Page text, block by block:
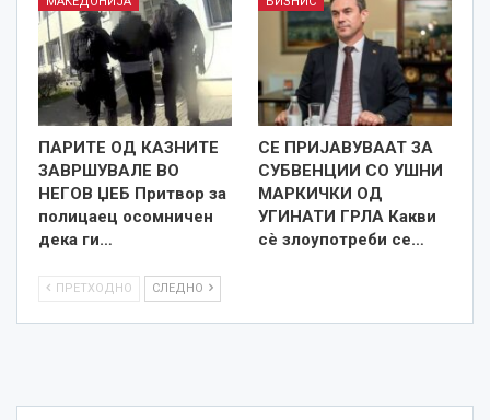
ПАРИТЕ ОД КАЗНИТЕ
ЗАВРШУВАЛЕ ВО
НЕГОВ ЏЕБ Притвор за
полицаец осомничен
дека ги…
СЕ ПРИЈАВУВААТ ЗА
СУБВЕНЦИИ СО УШНИ
МАРКИЧКИ ОД
УГИНАТИ ГРЛА Какви
сѐ злоупотреби се…
ПРЕТХОДНО СЛЕДНО